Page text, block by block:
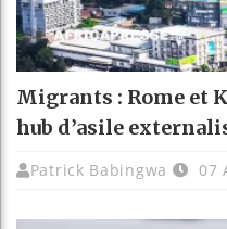
Migrants : Rome et
hub d’asile
Patrick Babingwa 07